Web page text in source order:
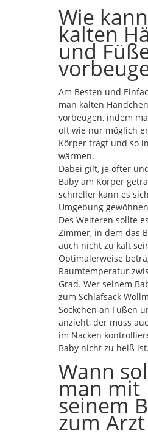
Wie
kalten
und
Am Besten und
man kalten
vorbeugen, indem
oft wie nur möglich
Körper trägt und so
wärmen.
Dabei gilt, je öfter
Baby am Körper
schneller kann es
Umgebung
Des Weiteren sollte
Zimmer, in dem das
auch nicht zu kalt
Optimalerweise
Raumtemperatur
Grad. Wer seinem
zum Schlafsack
Söckchen an Füßen
anzieht, der muss
im Nacken
Baby nicht zu heiß ist.
Wann
man mit
seinem
zum Arzt